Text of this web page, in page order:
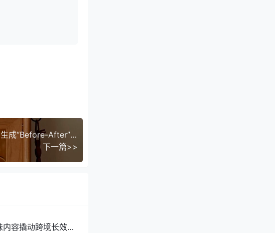
达秘干货｜视觉对比内容公式——AI生成“Before-After”如何低成本制造爆款
下一篇>>
容撬动跨境长效销